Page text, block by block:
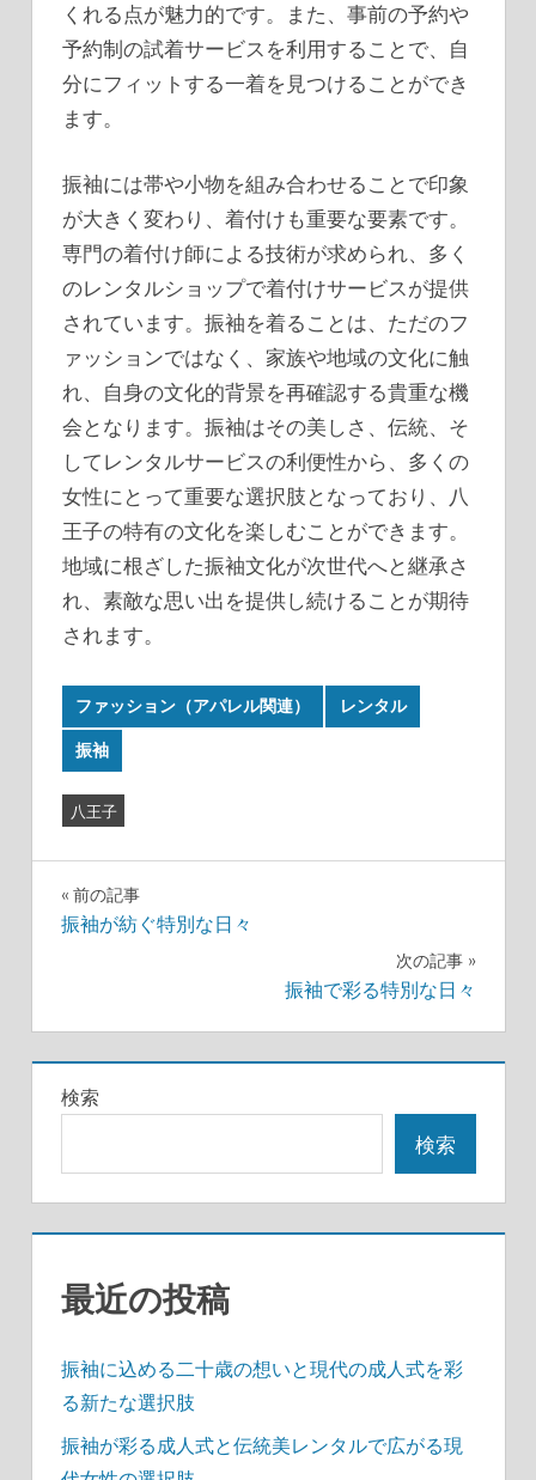
くれる点が魅力的です。また、事前の予約や
予約制の試着サービスを利用することで、自
分にフィットする一着を見つけることができ
ます。
振袖には帯や小物を組み合わせることで印象
が大きく変わり、着付けも重要な要素です。
専門の着付け師による技術が求められ、多く
のレンタルショップで着付けサービスが提供
されています。振袖を着ることは、ただのフ
ァッションではなく、家族や地域の文化に触
れ、自身の文化的背景を再確認する貴重な機
会となります。振袖はその美しさ、伝統、そ
してレンタルサービスの利便性から、多くの
女性にとって重要な選択肢となっており、八
王子の特有の文化を楽しむことができます。
地域に根ざした振袖文化が次世代へと継承さ
れ、素敵な思い出を提供し続けることが期待
されます。
ファッション（アパレル関連） レンタル
振袖
八王子
投
稿
ビ
ゲ
シ
ョ
ン
前の記事
振袖が紡ぐ特別な日々
次の記事
振袖で彩る特別な日々
検索
検索
最近の投稿
振袖に込める二十歳の想いと現代の成人式を彩
る新たな選択肢
振袖が彩る成人式と伝統美レンタルで広がる現